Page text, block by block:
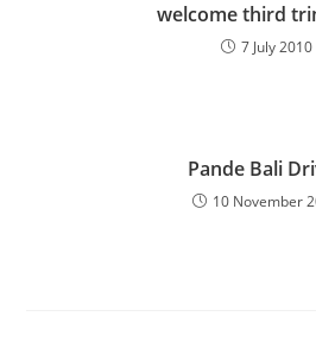
welcome third
7 July 2010
Pande Bali
10 November